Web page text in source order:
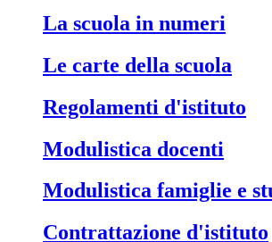
La scuola in numeri
Le carte della scuola
Regolamenti d'istituto
Modulistica docenti
Modulistica famiglie e
Contrattazione d'istituto